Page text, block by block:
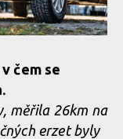
čem se
měřila 26km na
erzet byly